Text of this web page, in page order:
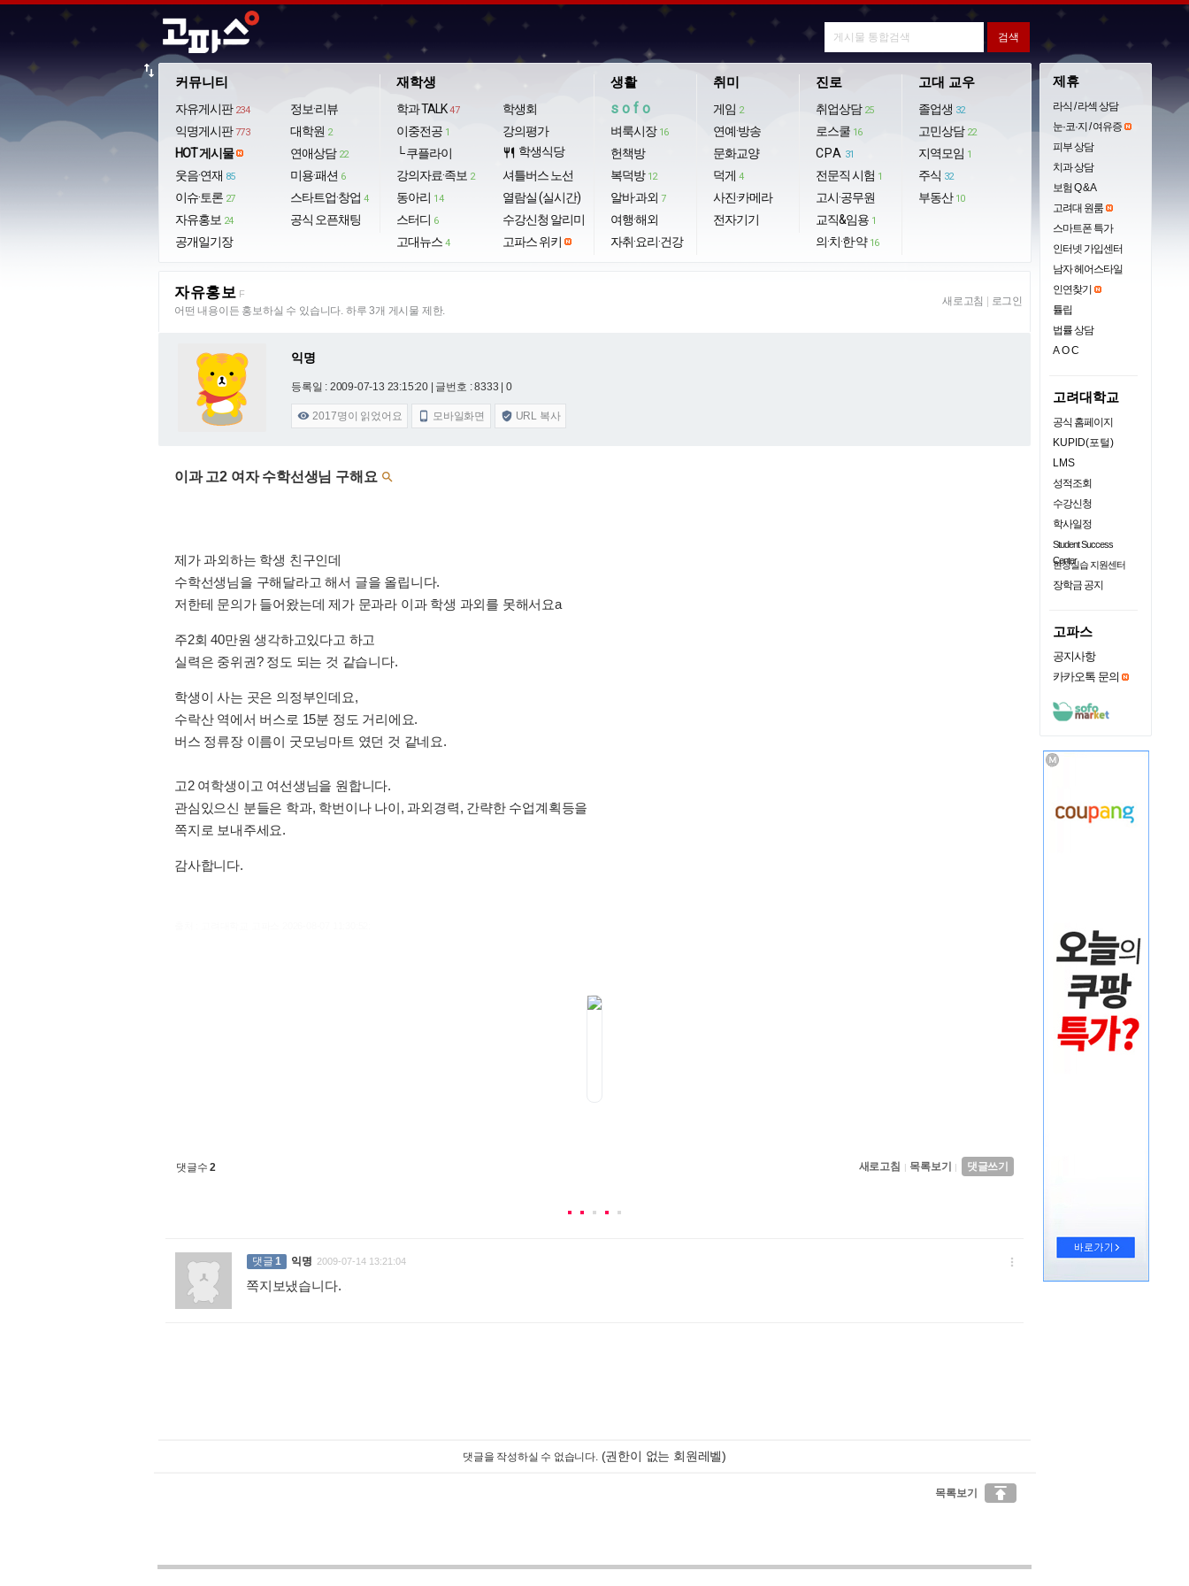
커뮤니티
자유게시판 234
익명게시판 773
HOT 게시물
웃음·연재 85
이슈·토론 27
자유홍보 24
공개일기장
정보·리뷰
대학원 2
연애상담 22
미용·패션 6
스타트업·창업 4
공식 오픈채팅
재학생
학과 TALK 47
이중전공 1
└ 쿠플라이
강의자료·족보 2
동아리 14
스터디 6
고대뉴스 4
학생회
강의평가
restaurant 학생식당
셔틀버스 노선
열람실 (실시간)
수강신청 알리미
고파스 위키
생활
sofo
벼룩시장 16
헌책방
복덕방 12
알바·과외 7
여행·해외
자취·요리·건강
취미
게임 2
연예·방송
문화교양
덕게 4
사진·카메라
전자기기
진로
취업상담 25
로스쿨 16
CPA 31
전문직 시험 1
고시·공무원
교직&임용 1
의·치·한·약 16
고대 교우
졸업생 32
고민상담 22
지역모임 1
주식 32
부동산 10
import_export
자유홍보 F
어떤 내용이든 홍보하실 수 있습니다. 하루 3개 게시물 제한.
새로고침 로그인
익명
등록일 : 2009-07-13 23:15:20 | 글번호 : 8333 | 0
 2017명이 읽었어요  모바일화면  URL 복사
이과 고2 여자 수학선생님 구해요 
제가 과외하는 학생 친구인데
수학선생님을 구해달라고 해서 글을 올립니다.
저한테 문의가 들어왔는데 제가 문과라 이과 학생 과외를 못해서요a
주2회 40만원 생각하고있다고 하고
실력은 중위권? 정도 되는 것 같습니다.
학생이 사는 곳은 의정부인데요,
수락산 역에서 버스로 15분 정도 거리에요.
버스 정류장 이름이 굿모닝마트 였던 것 같네요.
고2 여학생이고 여선생님을 원합니다.
관심있으신 분들은 학과, 학번이나 나이, 과외경력, 간략한 수업계획등을
쪽지로 보내주세요.
감사합니다.
댓글수2 새로고침 | 목록보기 | 댓글쓰기
댓글1 익명 2009-07-14 13:21:04
쪽지보냈습니다.

댓글을 작성하실 수 없습니다. (권한이 없는 회원레벨)
목록보기 
제휴
라식 / 라섹 상담
눈·코·지 / 여유증
피부 상담
치과 상담
보험 Q & A
고려대 원룸
스마트폰 특가
인터넷 가입센터
남자 헤어스타일
인연찾기
튤립
법률 상담
AOC
고려대학교
공식 홈페이지
KUPID(포털)
LMS
성적조회
수강신청
학사일정
Student Success
Center
현장실습 지원센터
장학금 공지
고파스
공지사항
카카오톡 문의